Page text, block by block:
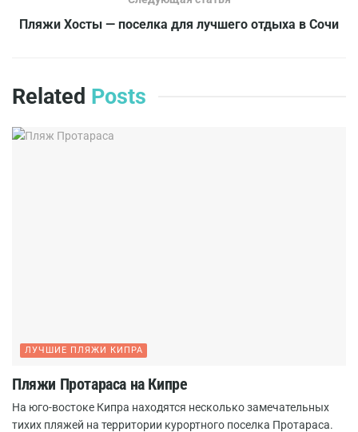
Пляжи Хосты — поселка для лучшего отдыха в Сочи
Related Posts
ЛУЧШИЕ ПЛЯЖИ КИПРА
Пляжи Протараса на Кипре
На юго-востоке Кипра находятся несколько замечательных
тихих пляжей на территории курортного поселка Протараса.